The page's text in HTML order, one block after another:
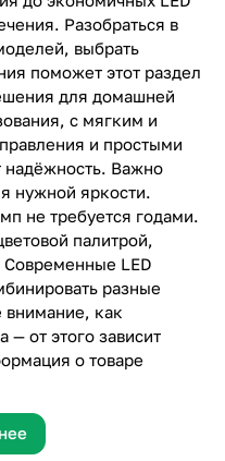
Разобраться в
выбрать
поможет этот раздел
для домашней
с мягким и
и простыми
надёжность. Важно
нужной яркости.
не требуется годами.
палитрой,
Современные LED
разные
внимание, как
от этого зависит
о товаре